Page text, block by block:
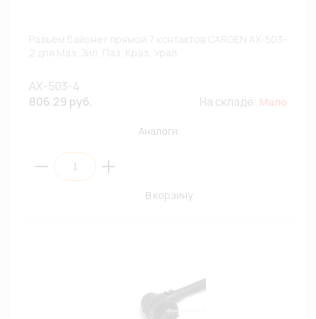
AX-503-4
806.29 руб.
На складе: Мало
Аналоги
В корзину